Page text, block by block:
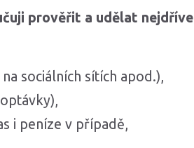
prověřit a udělat nejdříve
sociálních sítích apod.),
i peníze v případě,